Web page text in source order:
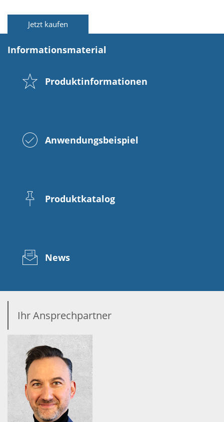
Jetzt kaufen
Informationsmaterial
Produktinformationen
Anwendungsbeispiel
Produktkatalog
News
Ihr Ansprechpartner